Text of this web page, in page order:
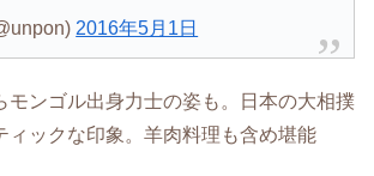
2016年5月1日
ンゴル出身力士の姿も。日本の大相撲
ィックな印象。羊肉料理も含め堪能